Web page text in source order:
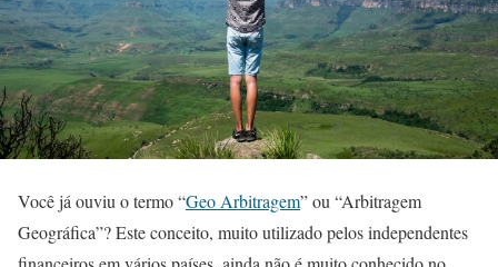
Você já ouviu o termo “Geo Arbitragem” ou “Arbitragem
Geográfica”? Este conceito, muito utilizado pelos independentes